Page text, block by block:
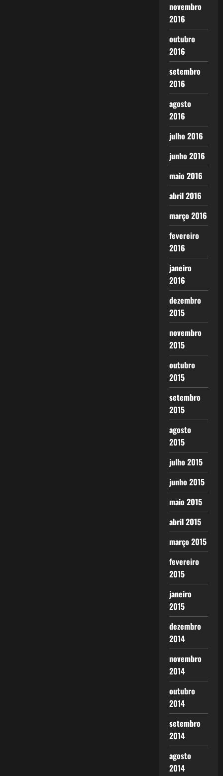
novembro
2016
outubro
2016
setembro
2016
agosto
2016
julho 2016
junho 2016
maio 2016
abril 2016
março 2016
fevereiro
2016
janeiro
2016
dezembro
2015
novembro
2015
outubro
2015
setembro
2015
agosto
2015
julho 2015
junho 2015
maio 2015
abril 2015
março 2015
fevereiro
2015
janeiro
2015
dezembro
2014
novembro
2014
outubro
2014
setembro
2014
agosto
2014